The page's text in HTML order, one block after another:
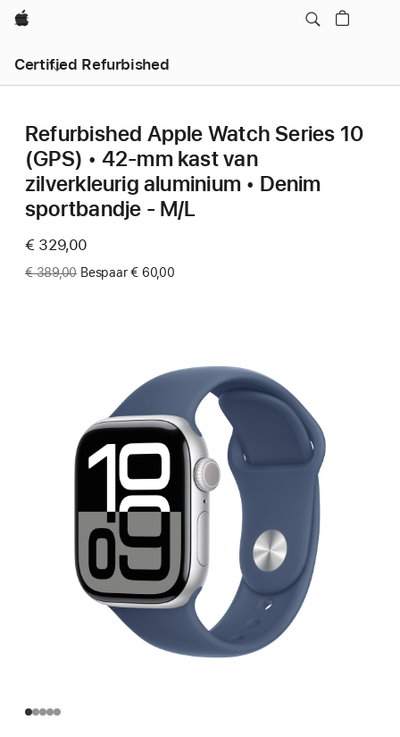
Apple
Certified Refurbished
Refurbished Apple Watch Series 10
(GPS) • 42‐mm kast van
zilverkleurig aluminium • Denim
sportbandje - M/L
Now
€ 329,00
Was
€ 389,00 Bespaar € 60,00